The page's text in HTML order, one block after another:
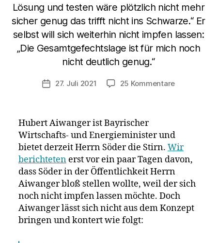
Lösung und testen wäre plötzlich nicht mehr
sicher genug das trifft nicht ins Schwarze.“ Er
selbst will sich weiterhin nicht impfen lassen:
„Die Gesamtgefechtslage ist für mich noch
nicht deutlich genug.“
Veröffentlichungsdatum
27. Juli 2021 25 Kommentarezu
schockiert,
dass
hier
führenden
Positionen
über
Hubert Aiwanger ist Bayrischer
Wirtschafts- und Energieminister und
bietet derzeit Herrn Söder die Stirn. Wir
berichteten erst vor ein paar Tagen davon,
dass Söder in der Öffentlichkeit Herrn
Aiwanger bloß stellen wollte, weil der sich
noch nicht impfen lassen möchte. Doch
Aiwanger lässt sich nicht aus dem Konzept
bringen und kontert wie folgt: